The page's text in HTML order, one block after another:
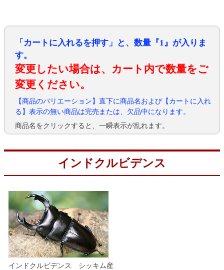
「カートに入れるを押す」と、数量『1』が入りま
す。
変更したい場合は、カート内で数量をご
変更ください。
【商品のバリエーション】直下に商品名および【カートに入れ
る】表示の無い商品は完売または、欠品中になります。
商品名をクリックすると、一瞬表示が乱れます。
インドクルビデンス
インドクルビデンス シッキム産